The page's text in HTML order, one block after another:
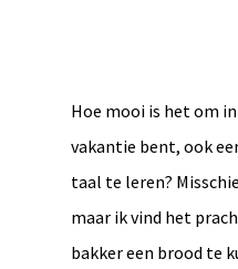
Hoe mooi is het om
vakantie bent, ook
taal te leren?
maar ik vind het
bakker een brood te